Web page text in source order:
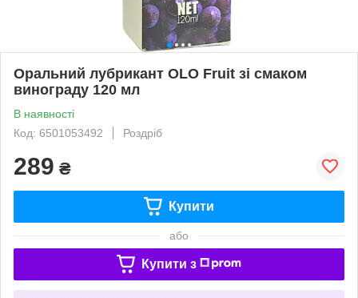
Оральний лубрикант OLO Fruit зі смаком
винограду 120 мл
В наявності
Код: 6501053492
Роздріб
289 ₴
Купити
або
Купити з